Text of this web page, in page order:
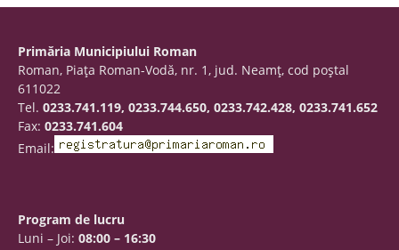
Primăria Municipiului Roman
Roman, Piaţa Roman-Vodă, nr. 1, jud. Neamţ, cod poştal
611022
Tel. 0233.741.119, 0233.744.650, 0233.742.428, 0233.741.652
Fax: 0233.741.604
Email:
Program de lucru
Luni – Joi: 08:00 – 16:30